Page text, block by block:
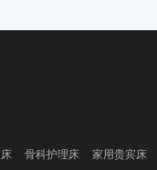
骨科护理床
家用贵宾床